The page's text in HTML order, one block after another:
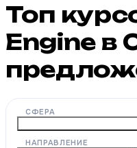
Топ
Engine в
СФЕРА
НАПРАВЛЕНИЕ